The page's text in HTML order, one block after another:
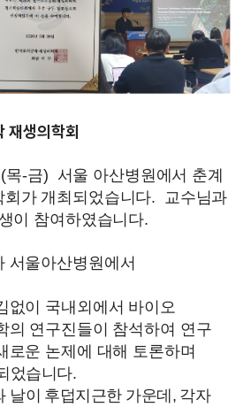
생의학회
목-금) 서울 아산병원에서 춘계
회가 개최되었습니다. 교수님과
이 참여하였습니다.
서울아산병원에서
없이 국내외에서 바이오
의 연구진들이 참석하여 연구
로운 논제에 대해 토론하며
었습니다.
날이 후덥지근한 가운데, 각자